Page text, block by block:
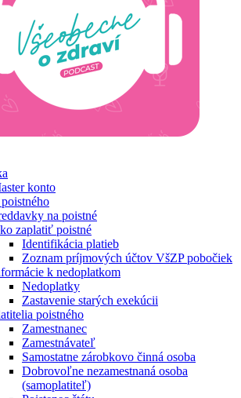
konto
na poistné
zaplatiť poistné
Identifikácia platieb
Zoznam príjmových účtov VšZP pobočiek
k nedoplatkom
Nedoplatky
Zastavenie starých exekúcii
poistného
Zamestnanec
Zamestnávateľ
Samostatne zárobkovo činná osoba
Dobrovoľne nezamestnaná osoba
(samoplatiteľ)